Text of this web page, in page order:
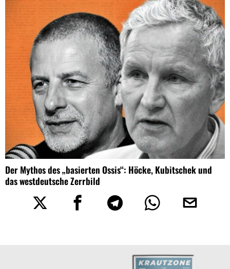
Der Mythos des „basierten Ossis“: Höcke, Kubitschek und
das westdeutsche Zerrbild